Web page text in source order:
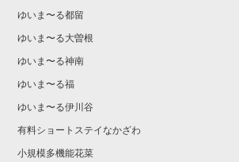
ゆいま〜る都留
ゆいま〜る大曽根
ゆいま〜る神南
ゆいま〜る福
ゆいま〜る伊川谷
有料ショートステイなかざわ
小規模多機能花菜